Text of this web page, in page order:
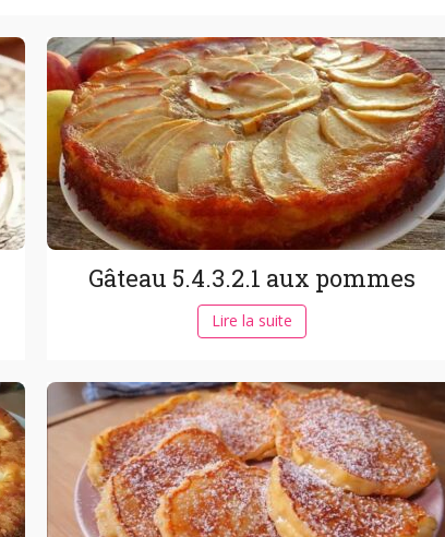
Gâteau 5.4.3.2.1 aux pommes
Lire la suite